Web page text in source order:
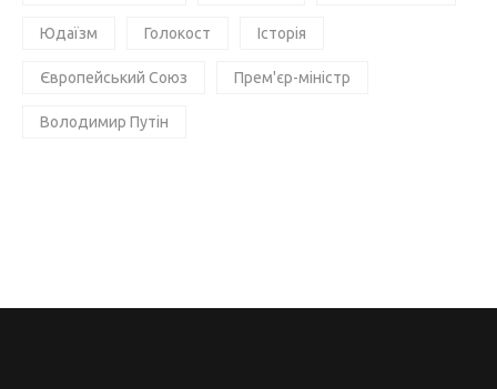
Юдаїзм Голокост Історія
Європейський Союз Прем'єр-міністр
Володимир Путін